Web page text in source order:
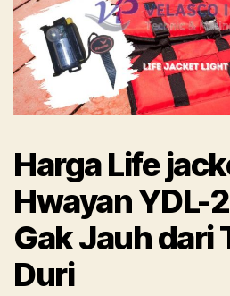
Harga Life
Hwayan YDL-
Gak Jauh dari
Duri